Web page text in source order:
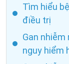
Tìm hiểu
điều trị
Gan
nguy hiểm